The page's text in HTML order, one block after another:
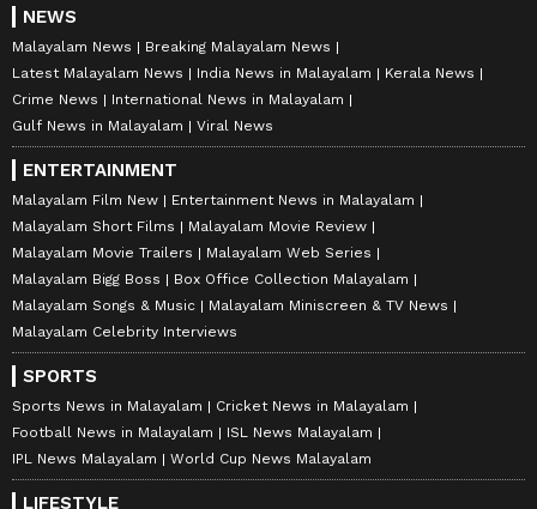
NEWS
Malayalam News
Breaking Malayalam News
Latest Malayalam News
India News in Malayalam
Kerala News
Crime News
International News in Malayalam
Gulf News in Malayalam
Viral News
ENTERTAINMENT
Malayalam Film New
Entertainment News in Malayalam
Malayalam Short Films
Malayalam Movie Review
Malayalam Movie Trailers
Malayalam Web Series
Malayalam Bigg Boss
Box Office Collection Malayalam
Malayalam Songs & Music
Malayalam Miniscreen & TV News
Malayalam Celebrity Interviews
SPORTS
Sports News in Malayalam
Cricket News in Malayalam
Football News in Malayalam
ISL News Malayalam
IPL News Malayalam
World Cup News Malayalam
LIFESTYLE